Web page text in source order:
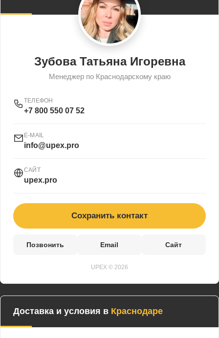
Доставка и условия в Краснодаре
Зубова Татьяна Игоревна
Менеджер по Краснодарскому краю
ТЕЛЕФОН
+7 800 550 07 52
E-MAIL
info@upex.pro
САЙТ
upex.pro
Сохранить контакт
Позвонить Email Сайт
UPEX © 2026